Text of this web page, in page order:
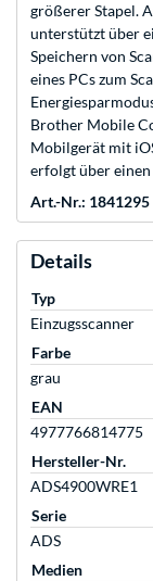
größerer Stapel.
unterstützt über
Speichern von
eines PCs zum
Brother Mobile
Mobilgerät mit
erfolgt über
Art.-Nr.: 1841295
Details
Typ
Einzugsscanner
Farbe
grau
EAN
4977766814775
Hersteller-Nr.
ADS4900WRE1
Serie
ADS
Medien